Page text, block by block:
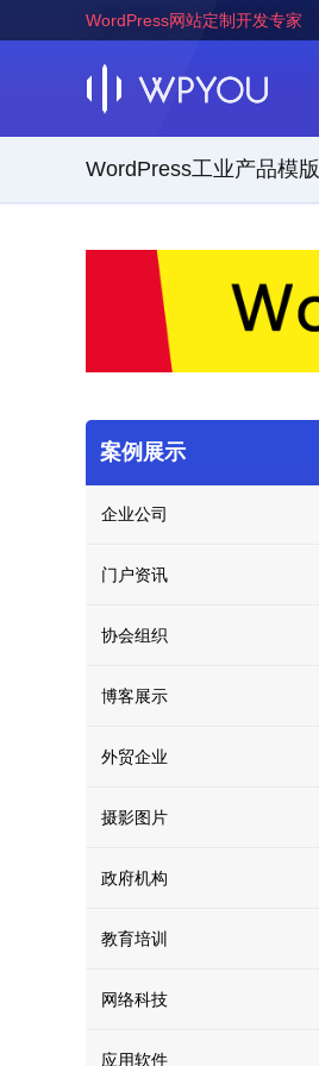
WordPress网站定制开发专家
WordPress工业产品模版
案例展示
企业公司
门户资讯
协会组织
博客展示
外贸企业
摄影图片
政府机构
教育培训
网络科技
应用软件